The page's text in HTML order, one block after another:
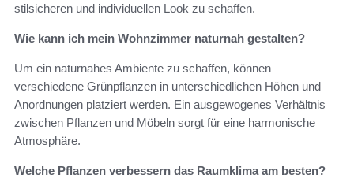
stilsicheren und individuellen Look zu schaffen.
Wie kann ich mein Wohnzimmer naturnah gestalten?
Um ein naturnahes Ambiente zu schaffen, können
verschiedene Grünpflanzen in unterschiedlichen Höhen und
Anordnungen platziert werden. Ein ausgewogenes Verhältnis
zwischen Pflanzen und Möbeln sorgt für eine harmonische
Atmosphäre.
Welche Pflanzen verbessern das Raumklima am besten?